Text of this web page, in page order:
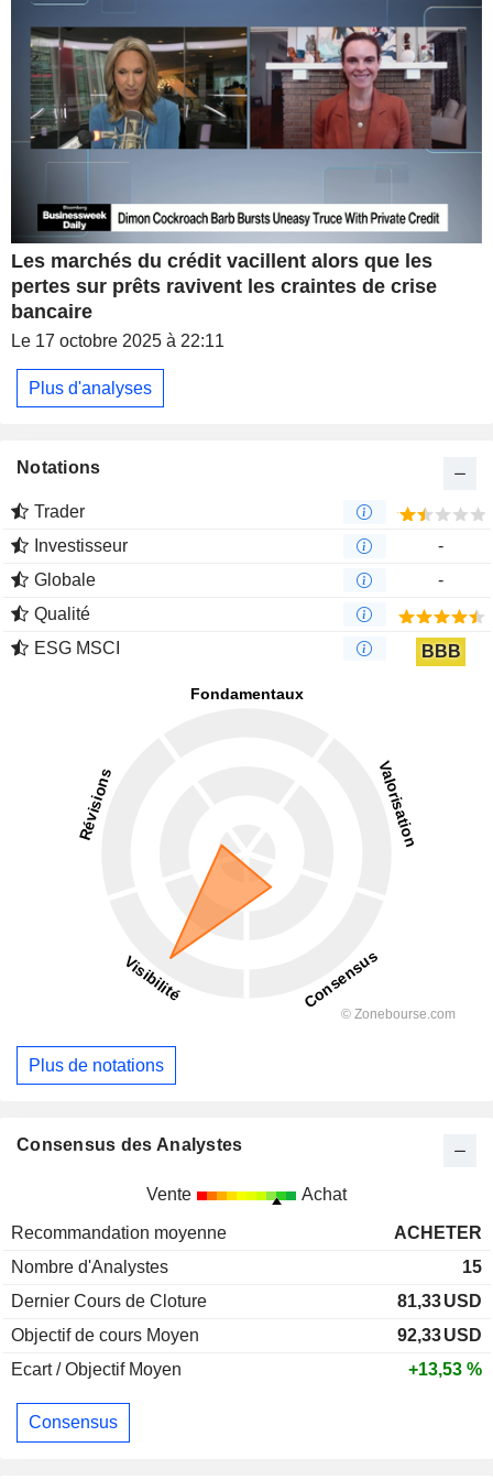
Les marchés du crédit vacillent alors que les
pertes sur prêts ravivent les craintes de crise
bancaire
Le 17 octobre 2025 à 22:11
Plus d'analyses
Notations
Trader
Investisseur
-
Globale
-
Qualité
ESG MSCI
BBB
Plus de notations
Consensus des Analystes
Vente Achat
Recommandation moyenne
ACHETER
Nombre d'Analystes
15
Dernier Cours de Cloture
81,33USD
Objectif de cours Moyen
92,33USD
Ecart / Objectif Moyen
+13,53 %
Consensus